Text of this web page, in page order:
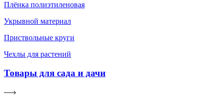
Плёнка полиэтиленовая
Укрывной материал
Приствольные круги
Чехлы для растений
Товары для сада и дачи